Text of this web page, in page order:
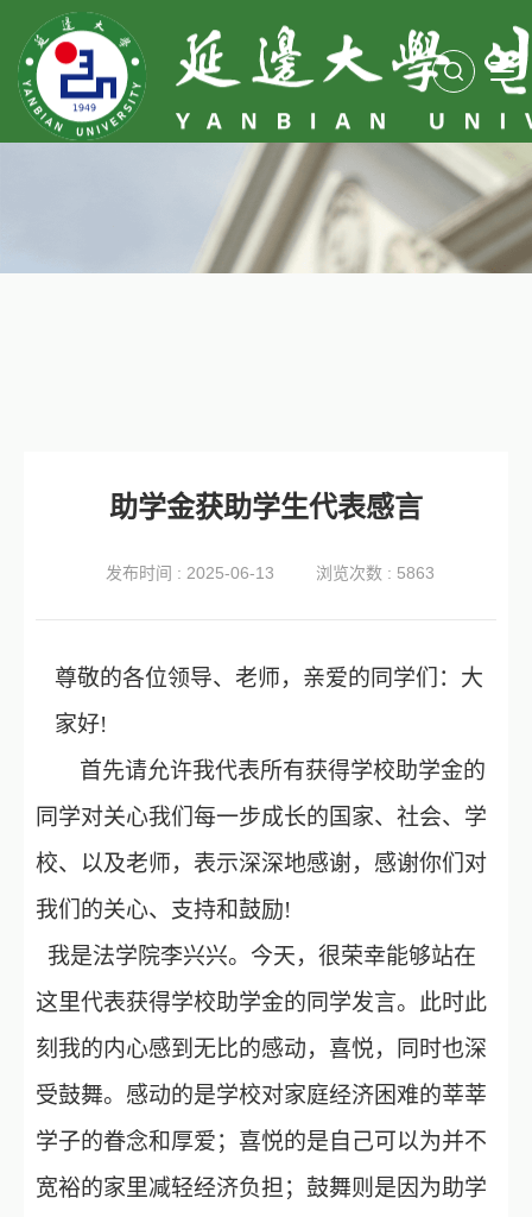
助学金获助学生代表感言
发布时间 : 2025-06-13 浏览次数 : 5863
尊敬的各位领导、老师，亲爱的同学们：大
家好!
首先请允许我代表所有获得学校助学金的
同学对关心我们每一步成长的国家、社会、学
校、以及老师，表示深深地感谢，感谢你们对
我们的关心、支持和鼓励!
我是法学院李兴兴。今天，很荣幸能够站在
这里代表获得学校助学金的同学发言。此时此
刻我的内心感到无比的感动，喜悦，同时也深
受鼓舞。感动的是学校对家庭经济困难的莘莘
学子的眷念和厚爱；喜悦的是自己可以为并不
宽裕的家里减轻经济负担；鼓舞则是因为助学